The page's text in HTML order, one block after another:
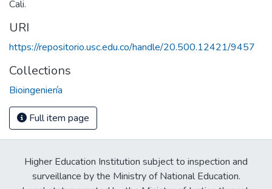
Cali.
URI
https://repositorio.usc.edu.co/handle/20.500.12421/9457
Collections
Bioingeniería
Full item page
Higher Education Institution subject to inspection and
surveillance by the Ministry of National Education.